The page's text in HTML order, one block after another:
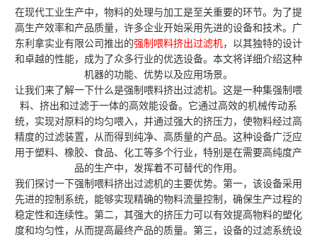
在现代工业生产中，物料的处理与加工是至关重要的环节。为了提
高生产效率和产品质量，许多企业开始采用先进的设备和技术。广
东利拿实业有限公司推出的强制喂料挤出过滤机，以其独特的设计
和卓越的性能，成为了众多行业的优选设备。本文将详细介绍这种
机器的功能、优势以及应用场景。
让我们来了解一下什么是强制喂料挤出过滤机。这是一种集强制喂
料、挤出和过滤于一体的高效能设备。它通过高效的机械传动系
统，实现对原料的均匀喂入，并通过强大的挤压力，使物料经过高
精度的过滤装置，从而得到纯净、高质量的产品。这种设备广泛应
用于塑料、橡胶、食品、化工等多个行业，特别是在需要高纯度产
品的生产中，发挥着不可替代的作用。
我们探讨一下强制喂料挤出过滤机的主要优势。第一，该设备采用
先进的控制系统，能够实现精确的物料流量控制，确保生产过程的
稳定性和连续性。第二，其强大的挤压力可以有效提高物料的塑化
度和均匀性，从而提高最终产品的质量。第三，设备的过滤系统设